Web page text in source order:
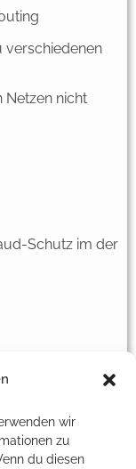
wir
zu
du diesen
verschiedenen
Netzen nicht
Schutz im der